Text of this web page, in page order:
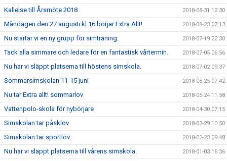
Kallelse till Årsmöte 2018 2018-08-31 12:30
Måndagen den 27 augusti kl 16 börjar Extra Allt! 2018-08-23 07:13
Nu startar vi en ny grupp för simträning. 2018-07-19 22:30
Tack alla simmare och ledare för en fantastisk vårtermin. 2018-07-05 06:56
Nu har vi släppt platserna till höstens simskola. 2018-07-02 09:37
Sommarsimskolan 11-15 juni 2018-05-25 07:42
Nu tar Extra allt! sommarlov 2018-05-24 11:58
Vattenpolo-skola för nybörjare 2018-04-30 07:15
Simskolan tar påsklov 2018-03-29 10:50
Simskolan tar sportlov 2018-02-23 09:48
Nu har vi släppt platserna till vårens simskola. 2018-01-03 16:36